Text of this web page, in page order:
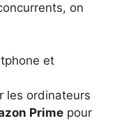
on
et
les ordinateurs
Prime pour